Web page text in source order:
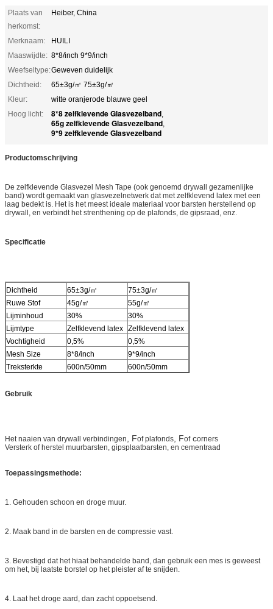
Plaats van
herkomst:
Heiber, China
Merknaam:
HUILI
Maaswijdte: 8*8/inch 9*9/inch
Weefseltype:Geweven duidelijk
Dichtheid:
65±3g/㎡ 75±3g/㎡
Kleur:
witte oranjerode blauwe geel
Hoog licht:
8*8 zelfklevende Glasvezelband,
65g zelfklevende Glasvezelband,
9*9 zelfklevende Glasvezelband
Productomschrijving
De zelfklevende Glasvezel Mesh Tape (ook genoemd drywall gezamenlijke
band) wordt gemaakt van glasvezelnetwerk dat met zelfklevend latex met een
laag bedekt is. Het is het meest ideale materiaal voor barsten herstellend op
drywall, en verbindt het strenthening op de plafonds, de gipsraad, enz.
Specificatie
Dichtheid 65±3g/㎡
75±3g/㎡
Ruwe Stof
45g/㎡
55g/㎡
Lijminhoud
30%
30%
Lijmtype
Zelfklevend latex Zelfklevend latex
Vochtigheid
0,5%
0,5%
Mesh Size
8*8/inch
9*9/inch
Treksterkte
600n/50mm 600n/50mm
Gebruik
Het naaien van drywall verbindingen , Fof plafonds , Fofcorners
Versterk of herstel muurbarsten, gipsplaatbarsten, en cementraad
Toepassingsmethode:
1. Gehouden schoon en droge muur.
2. Maak band in de barsten en de compressie vast.
3. Bevestigd dat het hiaat behandelde band, dan gebruik een mes is geweest
om het, bij laatste borstel op het pleister af te snijden.
4. Laat het droge aard, dan zacht oppoetsend.